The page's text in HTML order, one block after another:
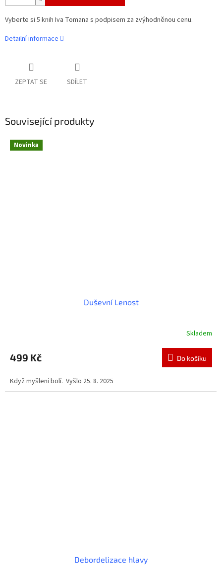
Vyberte si 5 knih Iva Tomana s podpisem za zvýhodněnou cenu.
Detailní informace
ZEPTAT SE SDÍLET
Související produkty
Novinka
Duševní Lenost
produktu
je
z
5
Skladem
499 Kč Do košíku
Když myšlení bolí. Vyšlo 25. 8. 2025
Debordelizace hlavy